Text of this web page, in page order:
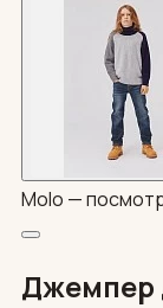
Molo —
Джемпер